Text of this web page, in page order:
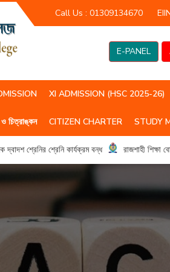
Call Us : 01309134670
E-PANEL
XI ADMISSION (HSC 2025-26)
চিত্রাঙ্কন CITIZEN CHARTER STUDY
শ্রেনির শ্রেনি কার্যক্রম বন্ধ রাজশাহী শিক্ষা